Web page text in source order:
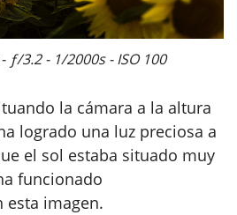
ƒ/3.2 - 1/2000s - ISO 100
la cámara a la altura
logrado una luz preciosa a
el sol estaba situado muy
funcionado
esta imagen.